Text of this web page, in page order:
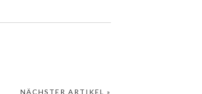
NÄCHSTER ARTIKEL »